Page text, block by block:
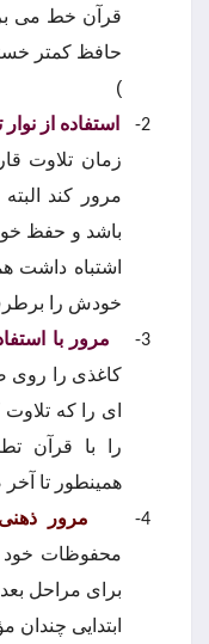
قرآن خط می
حافظ کمتر
)
2- استفاده از نوار
زمان تلاوت
مرور کند
باشد و حفظ
اشتباه داشت
خودش را
3- مرور با
کاغذی را روی
ای را که
را با قرآن
همینطور تا
4- مرور ذهنی
محفوظات خود
برای مراحل
ابتدایی چندان